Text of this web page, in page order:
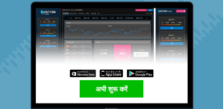
अभी शुरू करें